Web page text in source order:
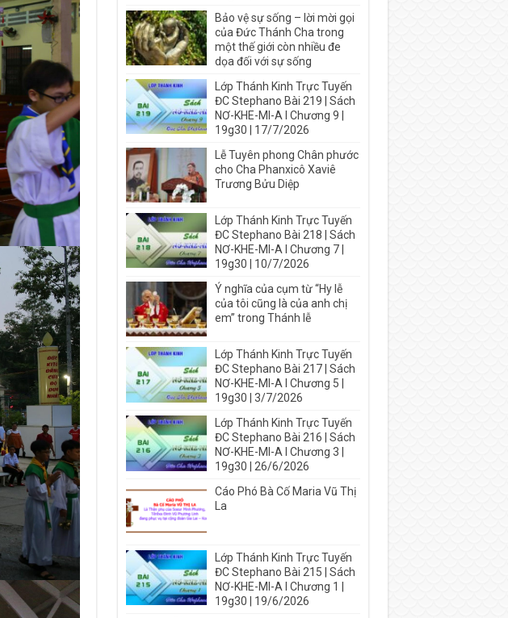
Bảo vệ sự sống – lời mời gọi
của Đức Thánh Cha trong
một thế giới còn nhiều đe
dọa đối với sự sống
Lớp Thánh Kinh Trực Tuyến
ĐC Stephano Bài 219 | Sách
NƠ-KHE-MI-A I Chương 9 |
19g30 | 17/7/2026
Lễ Tuyên phong Chân phước
cho Cha Phanxicô Xaviê
Trương Bửu Diệp
Lớp Thánh Kinh Trực Tuyến
ĐC Stephano Bài 218 | Sách
NƠ-KHE-MI-A I Chương 7 |
19g30 | 10/7/2026
Ý nghĩa của cụm từ “Hy lễ
của tôi cũng là của anh chị
em” trong Thánh lễ
Lớp Thánh Kinh Trực Tuyến
ĐC Stephano Bài 217 | Sách
NƠ-KHE-MI-A I Chương 5 |
19g30 | 3/7/2026
Lớp Thánh Kinh Trực Tuyến
ĐC Stephano Bài 216 | Sách
NƠ-KHE-MI-A I Chương 3 |
19g30 | 26/6/2026
Cáo Phó Bà Cố Maria Vũ Thị
La
Lớp Thánh Kinh Trực Tuyến
ĐC Stephano Bài 215 | Sách
NƠ-KHE-MI-A I Chương 1 |
19g30 | 19/6/2026